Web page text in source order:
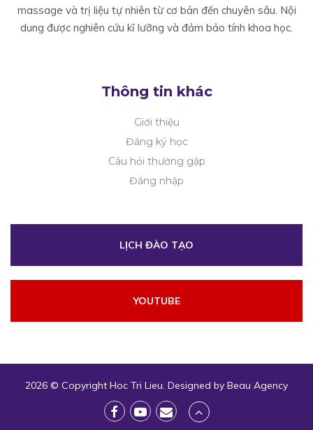
massage và trị liệu tự nhiên từ cơ bản đến chuyên sâu. Nội
dung được nghiên cứu kĩ lưỡng và đảm bảo tính khoa học.
Thông tin khác
Giới thiệu
Đăng ký học
Câu hỏi thường gặp
Đăng nhập
LỊCH ĐÀO TẠO
YOUTUBE
2026 © Copyright Hoc Tri Lieu. Designed by Beau Agency